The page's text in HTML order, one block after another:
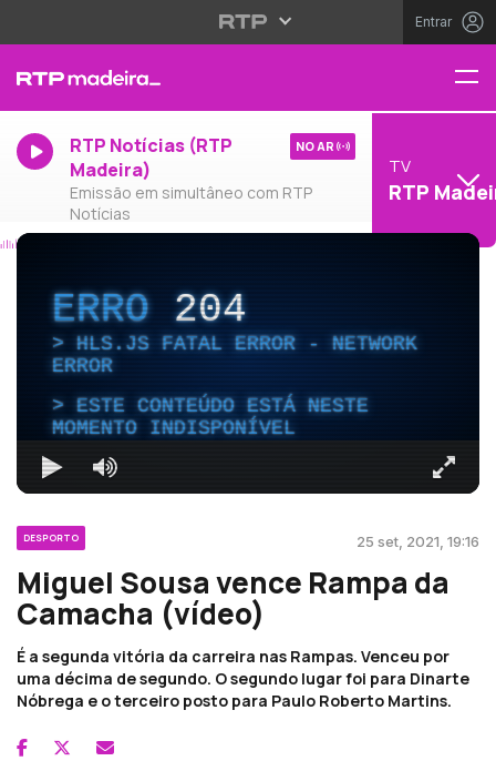
Entrar
RTP Notícias (RTP
Madeira)
Emissão em simultâneo com RTP
Notícias
NO AR
TV
RTP
ERRO204
HLS.JS FATAL ERROR - NETWORK
ERROR
ESTE CONTEÚDO ESTÁ NESTE
MOMENTO INDISPONÍVEL
DESPORTO 25 set, 2021, 19:16
Miguel Sousa vence Rampa da
Camacha (vídeo)
É a segunda vitória da carreira nas Rampas. Venceu por
uma décima de segundo. O segundo lugar foi para Dinarte
Nóbrega e o terceiro posto para Paulo Roberto Martins.